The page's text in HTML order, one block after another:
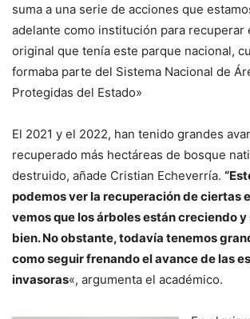
suma a una serie de acciones que
adelante como institución para recuperar
original que tenía este parque nacional,
formaba parte del Sistema Nacional de
Protegidas del Estado»
El 2021 y el 2022, han tenido grandes
recuperado más hectáreas de bosque
destruido, añade Cristian Echeverría.
podemos ver la recuperación de ciertas
vemos que los árboles están creciendo
bien. No obstante, todavía tenemos
como seguir frenando el avance de las
invasoras«, argumenta el académico.